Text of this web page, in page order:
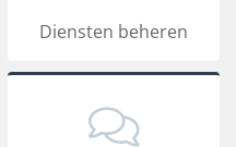
Diensten beheren